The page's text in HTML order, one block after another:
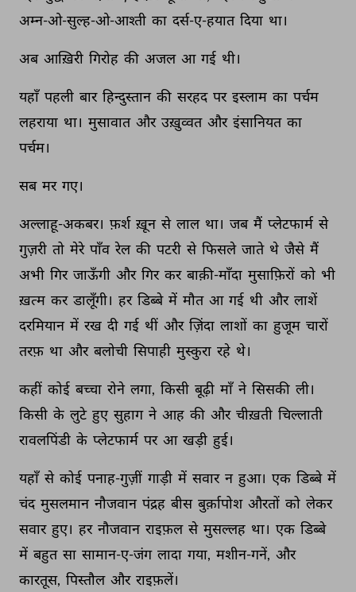
अम्न-ओ-सुल्ह-ओ-आश्ती का दर्स-ए-हयात दिया था।
अब आख़िरी गिरोह की अजल आ गई थी।
यहाँ पहली बार हिन्दुस्तान की सरहद पर इस्लाम का पर्चम
लहराया था। मुसावात और उख़ुव्वत और इंसानियत का
पर्चम।
सब मर गए।
अल्लाहू-अकबर। फ़र्श ख़ून से लाल था। जब मैं प्लेटफार्म से
गुज़री तो मेरे पाँव रेल की पटरी से फिसले जाते थे जैसे मैं
अभी गिर जाऊँगी और गिर कर बाक़ी-माँदा मुसाफ़िरों को भी
ख़त्म कर डालूँगी। हर डिब्बे में मौत आ गई थी और लाशें
दरमियान में रख दी गई थीं और ज़िंदा लाशों का हुजूम चारों
तरफ़ था और बलोची सिपाही मुस्कुरा रहे थे।
कहीं कोई बच्चा रोने लगा, किसी बूढ़ी माँ ने सिसकी ली।
किसी के लुटे हुए सुहाग ने आह की और चीख़ती चिल्लाती
रावलपिंडी के प्लेटफार्म पर आ खड़ी हुई।
यहाँ से कोई पनाह-गुज़ीं गाड़ी में सवार न हुआ। एक डिब्बे में
चंद मुसलमान नौजवान पंद्रह बीस बुर्क़ापोश औरतों को लेकर
सवार हुए। हर नौजवान राइफ़ल से मुसल्लह था। एक डिब्बे
में बहुत सा सामान-ए-जंग लादा गया, मशीन-गनें, और
कारतूस, पिस्तौल और राइफ़लें।